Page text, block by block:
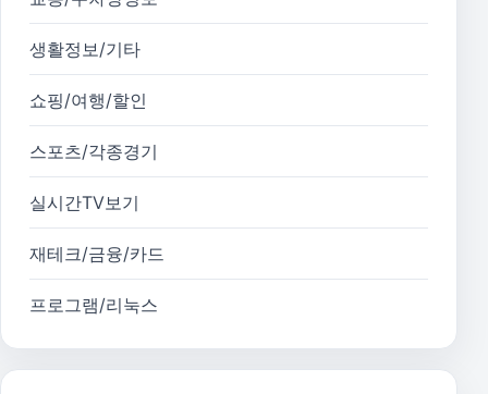
생활정보/기타
쇼핑/여행/할인
스포츠/각종경기
실시간TV보기
재테크/금융/카드
프로그램/리눅스